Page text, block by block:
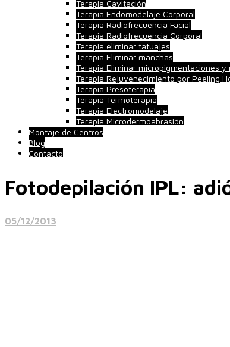
Terapia Cavitación
Terapia Endomodelaje Corporal
Terapia Radiofrecuencia Facial
Terapia Radiofrecuencia Corporal
Terapia eliminar tatuajes
Terapia Eliminar manchas
Terapia Eliminar micropigmentaciones y
Terapia Rejuvenecimiento por Peeling
Terapia Presoterapia
Terapia Termoterapia
Terapia Electromodelaje
Terapia Microdermoabrasión
Montaje de Centros
Blog
Contacto
Fotodepilación IPL:
05/12/2013